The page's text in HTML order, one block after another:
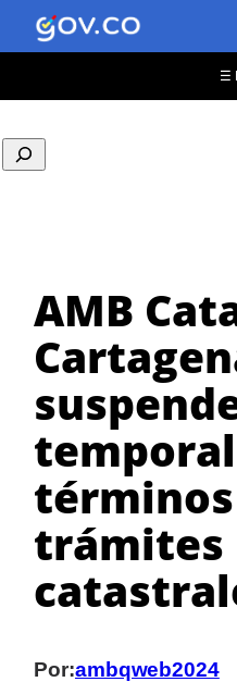
contenido
☰
AMB
trámites
Por:ambqweb2024